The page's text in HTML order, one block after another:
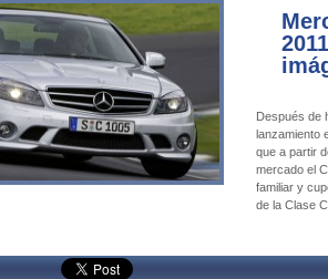
Después de
lanzamiento
que a partir
mercado el
familiar y
de la Clase